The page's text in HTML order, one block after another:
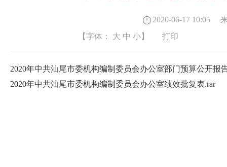
2020-06-17 10:05
【字体： 大 中 小】 打印
2020年中共汕尾市委机构编制委员会办公室部门预算公开报
2020年中共汕尾市委机构编制委员会办公室绩效批复表.rar